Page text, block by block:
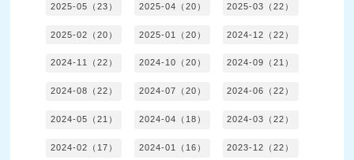
2025-05（23） 2025-04（20） 2025-03（22）
2025-02（20） 2025-01（20） 2024-12（22）
2024-11（22） 2024-10（20） 2024-09（21）
2024-08（22） 2024-07（20） 2024-06（22）
2024-05（21） 2024-04（18） 2024-03（22）
2024-02（17） 2024-01（16） 2023-12（22）